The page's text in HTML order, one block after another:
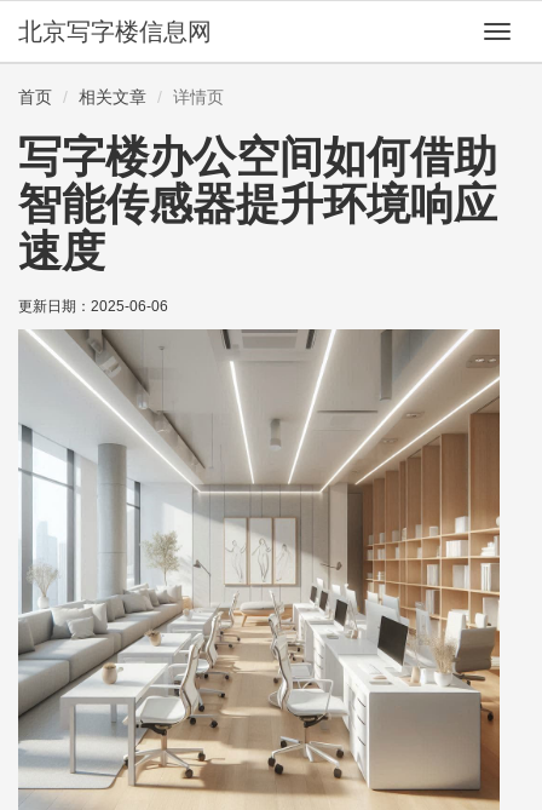
切
换
北京写字楼信息网
首页 相关文章 详情页
写字楼办公空间如何借助
智能传感器提升环境响应
速度
更新日期： 2025-06-06